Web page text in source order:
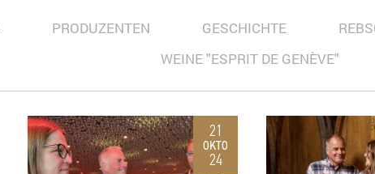
PRODUZENTEN GESCHICHTE
WEINE "ESPRIT DE GENÈVE"
21
OKTO
24